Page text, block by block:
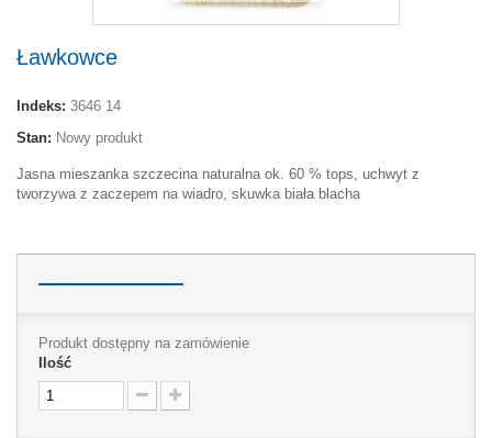
Ławkowce
Indeks: 3646 14
Stan: Nowy produkt
Jasna mieszanka szczecina naturalna ok. 60 % tops, uchwyt z
tworzywa z zaczepem na wiadro, skuwka biała blacha
Produkt dostępny na zamówienie
Ilość